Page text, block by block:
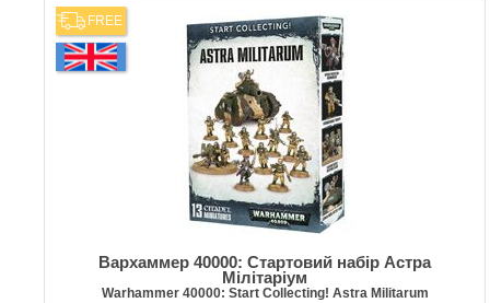
FREE
Вархаммер 40000: Стартовий набір Астра
Мілітаріум
Warhammer 40000: Start Collecting! Astra Militarum